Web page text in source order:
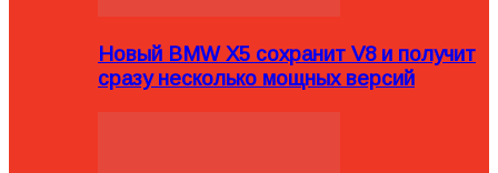
Новый BMW X5 сохранит V8 и получит
сразу несколько мощных версий